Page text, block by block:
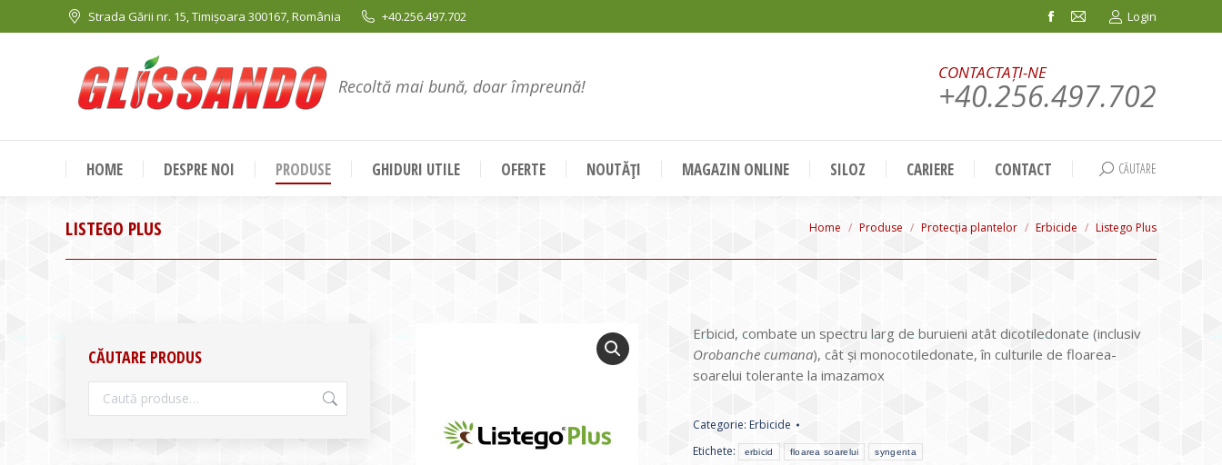
Strada Gării nr. 15, Timișoara 300167, România +40.256.497.702
Facebook
in
window
Mail
in
window
Login
Recoltă mai bună, doar împreună!
CONTACTAȚI-NE
+40.256.497.702
HOME DESPRE NOI PRODUSE GHIDURI UTILE OFERTE NOUTĂȚI MAGAZIN ONLINE SILOZ CARIERE CONTACT Search:
CĂUTARE
LISTEGO PLUS You are here:
Home Produse Protecția plantelor Erbicide Listego Plus
Erbicid, combate un spectru larg de buruieni atât dicotiledonate (inclusiv
Orobanche cumana), cât şi monocotiledonate, în culturile de floarea-
soarelui tolerante la imazamox
Categorie: Erbicide
Etichete:
erbicid floarea soarelui syngenta
CĂUTARE PRODUS